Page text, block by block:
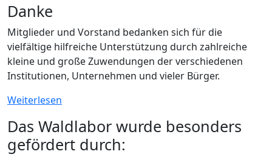
Danke
Mitglieder und Vorstand bedanken sich für die
vielfältige hilfreiche Unterstützung durch zahlreiche
kleine und große Zuwendungen der verschiedenen
Institutionen, Unternehmen und vieler Bürger.
Weiterlesen
Das Waldlabor wurde besonders
gefördert durch: